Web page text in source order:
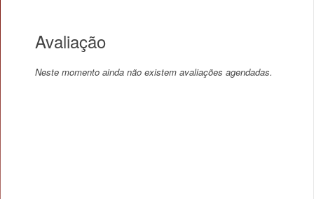
Avaliação
Neste momento ainda não existem avaliações agendadas.